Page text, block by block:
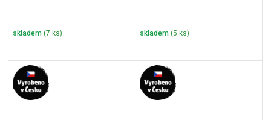
skladem (7 ks) skladem (5 ks)